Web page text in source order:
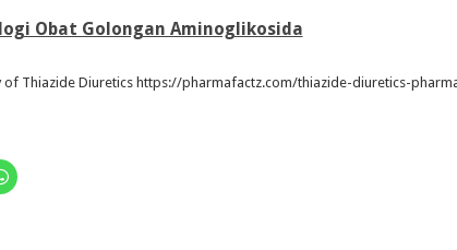
Obat Golongan Aminoglikosida
of Thiazide Diuretics https://pharmafactz.com/thiazide-diuretics-